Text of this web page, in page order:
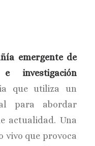
emergente de
investigación
que utiliza un
para abordar
actualidad. Una
vivo que provoca